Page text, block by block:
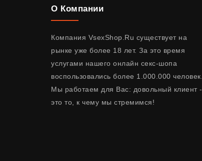
О Компании
Компания VsexShop.Ru существует на
рынке уже более 18 лет. За это время
услугами нашего онлайн секс-шопа
воспользовались более 1.000.000 человек.
Мы работаем для Вас: довольный клиент -
это то, к чему мы стремимся!